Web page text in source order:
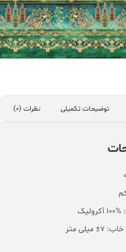
توضیحات تکمیلی نظرات (0)
میلی متر